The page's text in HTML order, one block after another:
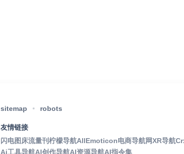
sitemap robots
友情链接
闪电图床流量刊柠檬导航AllEmoticon电商导航网XR导航
Ai工具导航AI创作导航AI资源导航AI指令集